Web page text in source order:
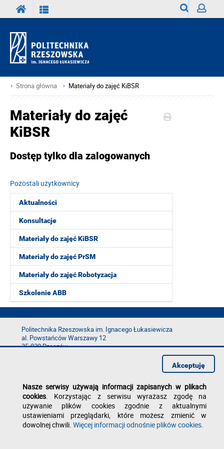
Strona główna Materiały do zajęć KiBSR
Aktualności
Konsultacje
Materiały do zajęć KiBSR
Materiały do zajęć PrSM
Materiały do zajęć Robotyzacja
Szkolenie ABB
Materiały do zajęć
KiBSR
Dostęp tylko dla zalogowanych
Pozostali użytkownicy
Politechnika Rzeszowska im. Ignacego Łukasiewicza
al. Powstańców Warszawy 12
35-029 Rzeszów
Deklaracja dostępności
Polityka prywatności
Zgłoś błąd na stronie
Nasze serwisy używają informacji zapisanych w plikach
cookies. Korzystając z serwisu wyrażasz zgodę na
używanie plików cookies zgodnie z aktualnymi
ustawieniami przeglądarki, które możesz zmienić w
dowolnej chwili. Więcej informacji odnośnie plików cookies.
Akceptuję